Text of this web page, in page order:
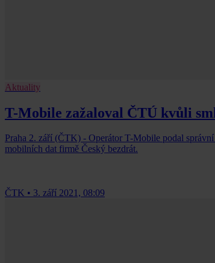
Aktuality
T-Mobile zažaloval ČTÚ kvůli
Praha 2. září (ČTK) - Operátor T-Mobile podal
mobilních dat firmě Český bezdrát.
ČTK • 3. září 2021, 08:09